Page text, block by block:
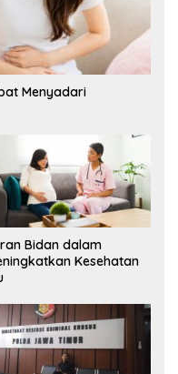
Menyadari
Bidan dalam
Kesehatan